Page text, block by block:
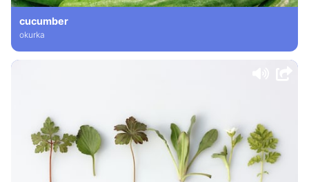
cucumber
okurka